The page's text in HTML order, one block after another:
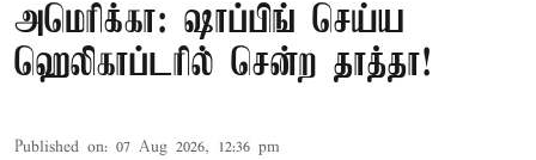
அமெரிக்கா: ஷாப்பிங் செய்ய
ஹெலிகாப்டரில் சென்ற தாத்தா!
Published on: 07 Aug 2026, 12:36 pm